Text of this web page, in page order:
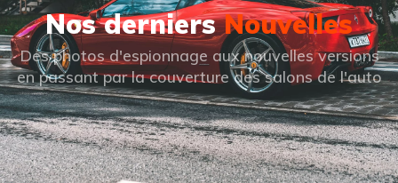
Nos derniersNouvelles
Des photos d'espionnage aux nouvelles versions
en passant par la couverture des salons de l'auto